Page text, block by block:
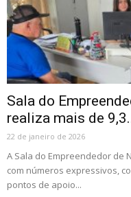
Sala do
realiza mais de
22 de janeiro de 2026
A Sala do Empreendedor de
com números expressivos,
pontos de apoio...